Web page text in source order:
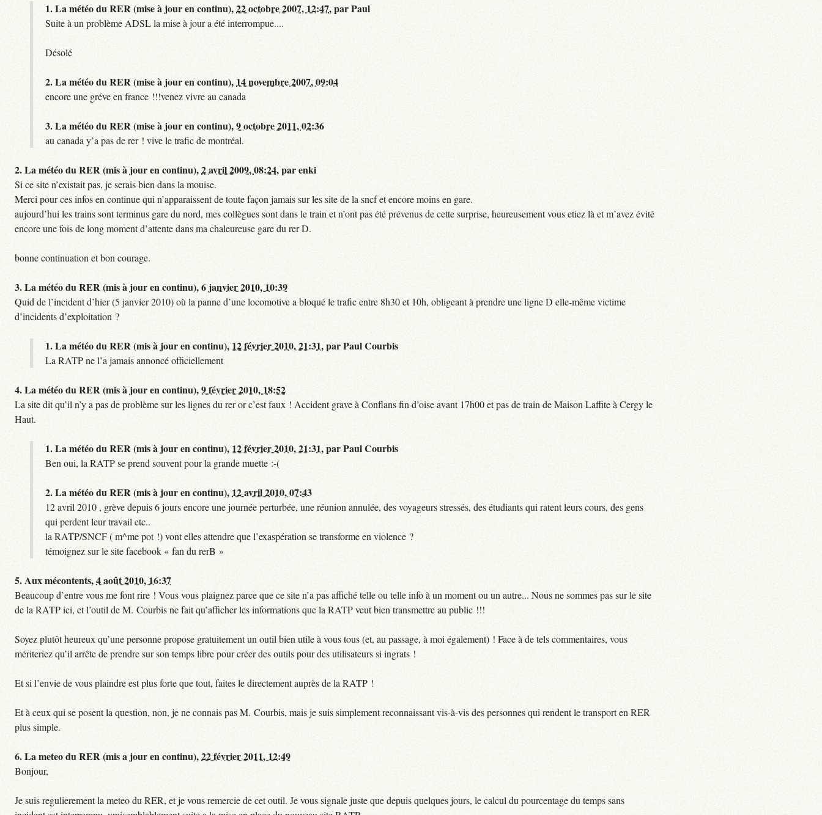
1.La météo du RER (mise à jour en continu),22 octobre 2007, 12:47,parPaul
Suite à un problème ADSL la mise à jour a été interrompue....
Désolé
2.La météo du RER (mise à jour en continu), 14 novembre 2007, 09:04
encore une gréve en france !!!venez vivre au canada
3.La météo du RER (mise à jour en continu),9 octobre 2011, 02:36
au canada y’a pas de rer ! vive le trafic de montréal.
2.La météo du RER (mis à jour en continu),2 avril 2009, 08:24,parenki
Si ce site n’existait pas, je serais bien dans la mouise.
Merci pour ces infos en continue qui n’apparaissent de toute façon jamais sur les site de la sncf et encore moins en gare.
aujourd’hui les trains sont terminus gare du nord, mes collègues sont dans le train et n’ont pas été prévenus de cette surprise, heureusement vous etiez là et m’avez évité
encore une fois de long moment d’attente dans ma chaleureuse gare du rer D.
bonne continuation et bon courage.
3.La météo du RER (mis à jour en continu),6 janvier 2010, 10:39
Quid de l’incident d’hier (5 janvier 2010) où la panne d’une locomotive a bloqué le trafic entre 8h30 et 10h, obligeant à prendre une ligne D elle-même victime
d’incidents d’exploitation ?
1.La météo du RER (mis à jour en continu), 12 février 2010, 21:31,parPaul Courbis
La RATP ne l’a jamais annoncé officiellement
4.La météo du RER (mis à jour en continu),9 février 2010, 18:52
La site dit qu’il n’y a pas de problème sur les lignes du rer or c’est faux ! Accident grave à Conflans fin d’oise avant 17h00 et pas de train de Maison Laffite à Cergy le
Haut.
1.La météo du RER (mis à jour en continu), 12 février 2010, 21:31,parPaul Courbis
Ben oui, la RATP se prend souvent pour la grande muette :-(
2.La météo du RER (mis à jour en continu), 12 avril 2010, 07:43
12 avril 2010 , grève depuis 6 jours encore une journée perturbée, une réunion annulée, des voyageurs stressés, des étudiants qui ratent leurs cours, des gens
qui perdent leur travail etc..
la RATP/SNCF ( m^me pot !) vont elles attendre que l’exaspération se transforme en violence ?
témoignez sur le site facebook « fan du rerB »
5.Aux mécontents,4 août 2010, 16:37
Beaucoup d’entre vous me font rire ! Vous vous plaignez parce que ce site n’a pas affiché telle ou telle info à un moment ou un autre... Nous ne sommes pas sur le site
de la RATP ici, et l’outil de M. Courbis ne fait qu’afficher les informations que la RATP veut bien transmettre au public !!!
Soyez plutôt heureux qu’une personne propose gratuitement un outil bien utile à vous tous (et, au passage, à moi également) ! Face à de tels commentaires, vous
mériteriez qu’il arrête de prendre sur son temps libre pour créer des outils pour des utilisateurs si ingrats !
Et si l’envie de vous plaindre est plus forte que tout, faites le directement auprès de la RATP !
Et à ceux qui se posent la question, non, je ne connais pas M. Courbis, mais je suis simplement reconnaissant vis-à-vis des personnes qui rendent le transport en RER
plus simple.
6.La meteo du RER (mis a jour en continu),22 février 2011, 12:49
Bonjour,
Je suis regulierement la meteo du RER, et je vous remercie de cet outil. Je vous signale juste que depuis quelques jours, le calcul du pourcentage du temps sans